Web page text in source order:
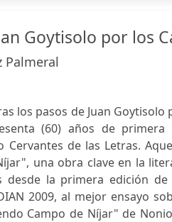
Goytisolo por los
Palmeral
los pasos de Juan
(60) años de primera
Cervantes de las Letras.
una obra clave en la
la primera edición de
2009, al mejor ensayo
Campo de Níjar" de